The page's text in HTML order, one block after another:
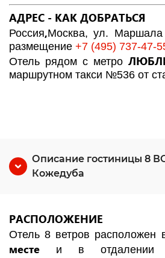
АДРЕС - КАК ДОБРАТЬСЯ
Россия,Москва, ул.
размещение +7 (495) 737-47-
Отель рядом с метро
маршрутном такси №536 от
Описание гостиницы 8
Кожедуба
РАСПОЛОЖЕНИЕ
Отель 8 ветров расположен
месте и в отдалении